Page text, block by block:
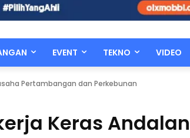
EVENT TEKNO VIDEO
Pertambangan dan Perkebunan
Keras Andalan